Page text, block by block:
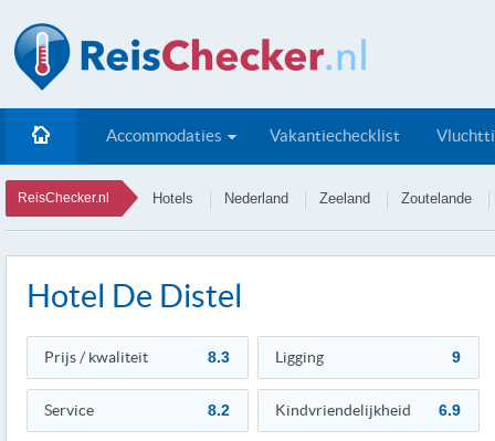
Accommodaties Vakantiechecklist
ReisChecker.nl Hotels Nederland Zeeland Zoutelande
Hotel De Distel
Prijs / kwaliteit 8.3 Ligging 9
Service 8.2 Kindvriendelijkheid 6.9